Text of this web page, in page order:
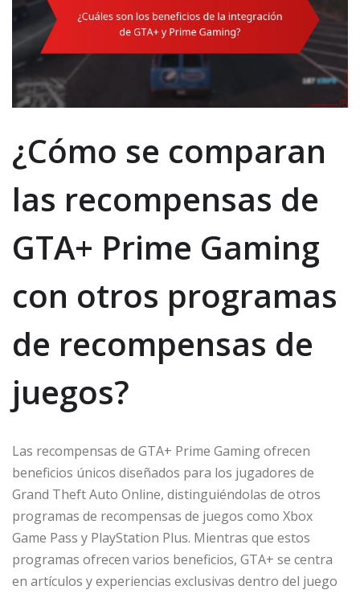
¿Cómo se comparan
las recompensas de
GTA+ Prime Gaming
con otros programas
de recompensas de
juegos?
Las recompensas de GTA+ Prime Gaming ofrecen
beneficios únicos diseñados para los jugadores de
Grand Theft Auto Online, distinguiéndolas de otros
programas de recompensas de juegos como Xbox
Game Pass y PlayStation Plus. Mientras que estos
programas ofrecen varios beneficios, GTA+ se centra
en artículos y experiencias exclusivas dentro del juego